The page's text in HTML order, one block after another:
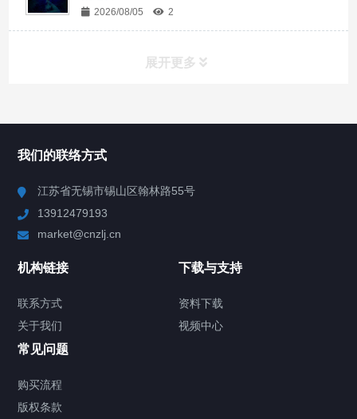
2026/08/05 2
展开更多
Chiller高精度制冷循环器
TCU温度控制单元
Chiller气体控温系统
我们的联络方式
江苏省无锡市锡山区翰林路55号
13912479193
market@cnzlj.cn
机构链接
联系方式
关于我们
下载与支持
资料下载
视频中心
常见问题
购买流程
版权条款